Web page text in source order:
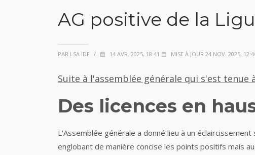
AG positive de la
PAR LSA IDF / 14 AVR. 2025, 18:41 MISE À JOUR 24 NOV. 2025,
Suite à l'assemblée générale qui s'est tenue
Des licences en
L'Assemblée générale a donné lieu à un
englobant de manière concise les points positifs mais